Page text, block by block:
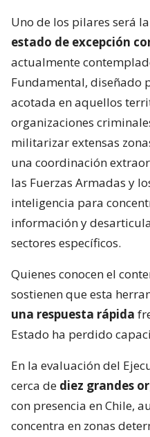
Uno de los pilares será la
estado de excepción
actualmente
Fundamental, diseñado
acotada en aquellos
organizaciones
militarizar extensas
una coordinación
las Fuerzas Armadas y
inteligencia para
información y
sectores específicos.
Quienes conocen el
sostienen que esta
una respuesta rápida
Estado ha perdido
En la evaluación del
cerca de diez grandes
con presencia en Chile,
concentra en zonas